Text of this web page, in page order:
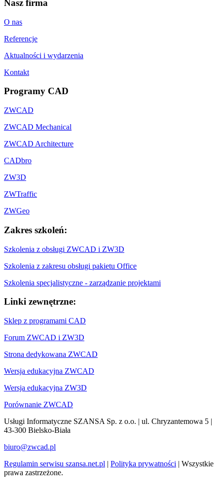
Nasz firma
O nas
Referencje
Aktualności i wydarzenia
Kontakt
Programy CAD
ZWCAD
ZWCAD Mechanical
ZWCAD Architecture
CADbro
ZW3D
ZWTraffic
ZWGeo
Zakres szkoleń:
Szkolenia z obsługi ZWCAD i ZW3D
Szkolenia z zakresu obsługi pakietu Office
Szkolenia specjalistyczne - zarządzanie projektami
Linki zewnętrzne:
Sklep z programami CAD
Forum ZWCAD i ZW3D
Strona dedykowana ZWCAD
Wersja edukacyjna ZWCAD
Wersja edukacyjna ZW3D
Porównanie ZWCAD
Usługi Informatyczne SZANSA Sp. z o.o. | ul. Chryzantemowa 5 |
43-300 Bielsko-Biała
biuro@zwcad.pl
Regulamin serwisu szansa.net.pl | Polityka prywatności | Wszystkie
prawa zastrzeżone.